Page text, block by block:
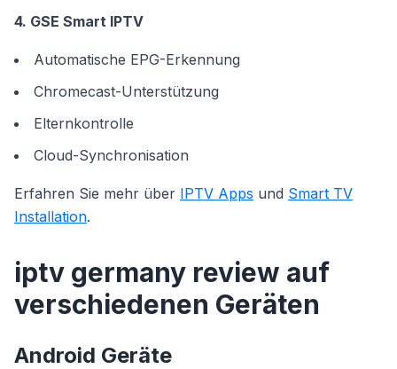
4. GSE Smart IPTV
Automatische EPG-Erkennung
Chromecast-Unterstützung
Elternkontrolle
Cloud-Synchronisation
Erfahren Sie mehr über IPTV Apps und Smart TV
Installation.
iptv germany review auf
verschiedenen Geräten
Android Geräte